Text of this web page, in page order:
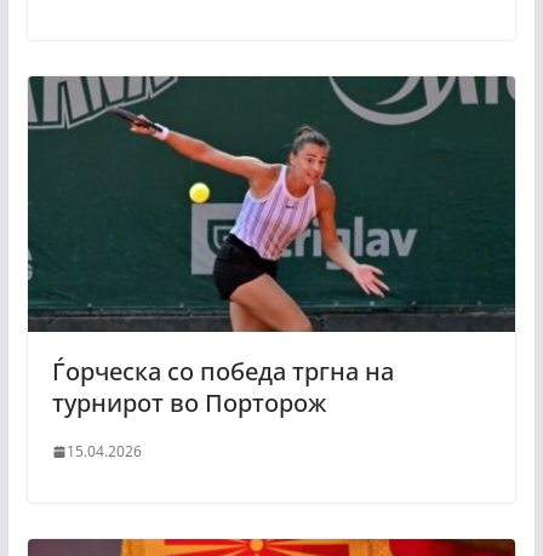
Ѓорческа со победа тргна на
турнирот во Порторож
15.04.2026